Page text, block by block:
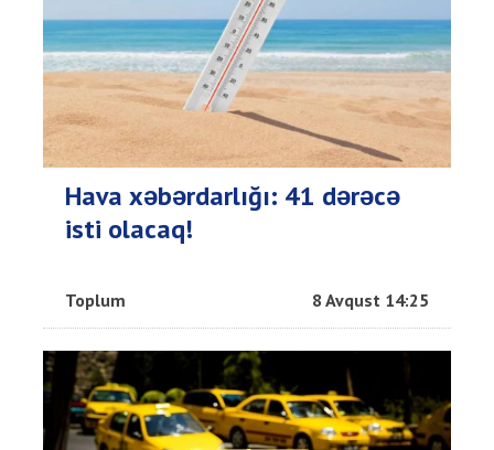
Hava xəbərdarlığı: 41 dərəcə
isti olacaq!
Toplum 8 Avqust 14:25